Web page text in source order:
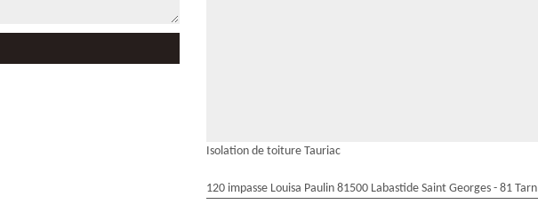
Isolation de toiture Tauriac
120 impasse Louisa Paulin 81500 Labastide Saint Georges - 81 Tarn